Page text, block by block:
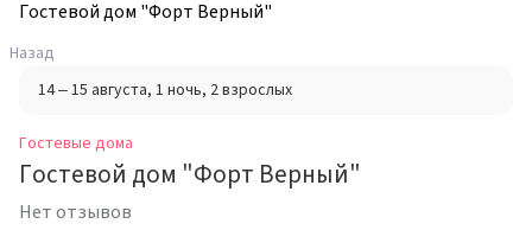
Гостевой дом "Форт Верный"
Назад
14 – 15 августа, 1 ночь, 2 взрослых
Гостевые дома
Гостевой дом "Форт Верный"
Нет отзывов